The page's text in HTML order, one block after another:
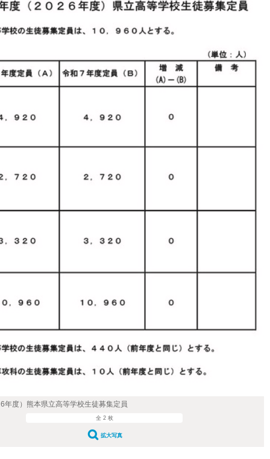
年度）熊本県立高等学校生徒募集定員
全 2 枚
拡大写真